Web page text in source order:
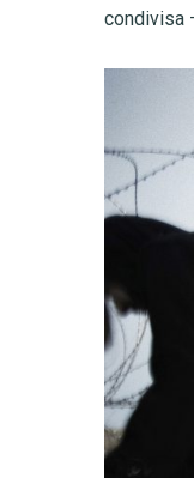
condivisa